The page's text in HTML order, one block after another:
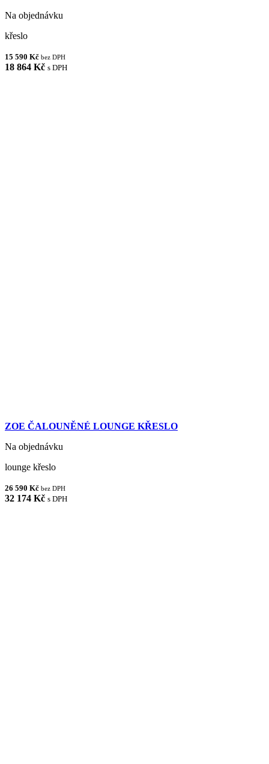
Na objednávku
křeslo
15 590 Kč bez DPH
18 864 Kč s DPH
ZOE ČALOUNĚNÉ LOUNGE KŘESLO
Na objednávku
lounge křeslo
26 590 Kč bez DPH
32 174 Kč s DPH